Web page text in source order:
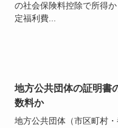
の社会保険料控除で所得
定福利費...
地方公共団体の証明書
数料か
地方公共団体（市区町村